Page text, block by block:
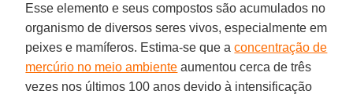
Esse elemento e seus compostos são acumulados no
organismo de diversos seres vivos, especialmente em
peixes e mamíferos. Estima-se que aconcentração de
mercúrio no meio ambiente aumentou cerca de três
vezes nos últimos 100 anos devido à intensificação